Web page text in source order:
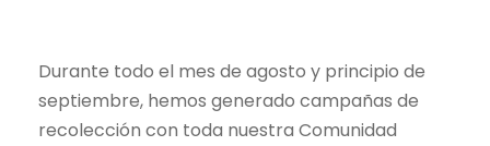
Durante todo el mes de agosto y principio de
septiembre, hemos generado campañas de
recolección con toda nuestra Comunidad